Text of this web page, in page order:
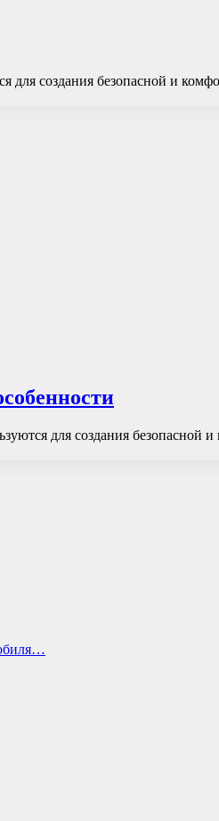
создания безопасной и
для создания безопасной